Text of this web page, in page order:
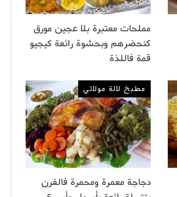
مملحات معتبرة بلا عجين مورق
كنحضرهم وبحشوة رائعة كيجيو
قمة فاللذة
مطبخ لالة مولاتي
دجاجة معمرة ومحمرة فالفرن